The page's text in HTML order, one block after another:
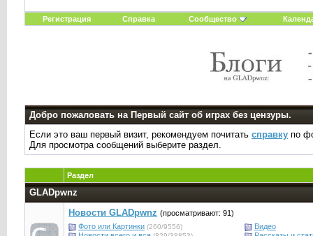
Регистрация Справка Сообщество
Добро пожаловать на Первый сайт об играх без цензуры.
Если это ваш первый визит, рекомендуем почитать справкупо
Для просмотра сообщений выберите раздел.
Раздел
GLADpwnz
Новости GLADpwnz (просматривают: 91)
Фото или Картинки(260/9556)
Видео